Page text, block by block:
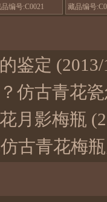
罐
编号:C0021
藏品编号
鉴定
仿古青花
月影梅瓶
古青花梅